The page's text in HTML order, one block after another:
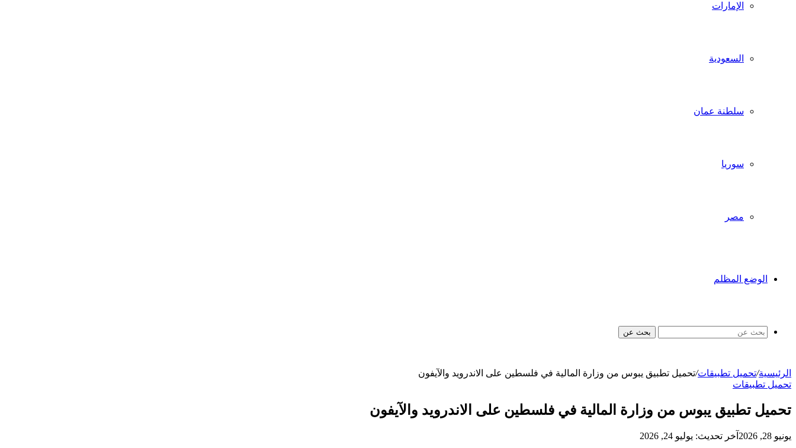
الإمارات
السعودية
سلطنة عمان
سوريا
مصر
الوضع المظلم
بحث عن
الرئيسية/تحميل تطبيقات/تحميل تطبيق يبوس من وزارة المالية في فلسطين على الاندرويد والآيفون
تحميل تطبيقات
تحميل تطبيق يبوس من وزارة المالية في فلسطين على الاندرويد والآيفون
يونيو 28, 2026 آخر تحديث: يوليو 24, 2026